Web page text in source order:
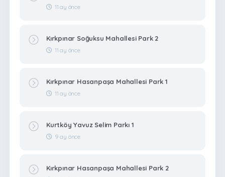
11 ay önce
Kırkpınar Soğuksu Mahallesi Park 2
11 ay önce
Kırkpınar Hasanpaşa Mahallesi Park 1
11 ay önce
Kurtköy Yavuz Selim Parkı 1
9 ay önce
Kırkpınar Hasanpaşa Mahallesi Park 2